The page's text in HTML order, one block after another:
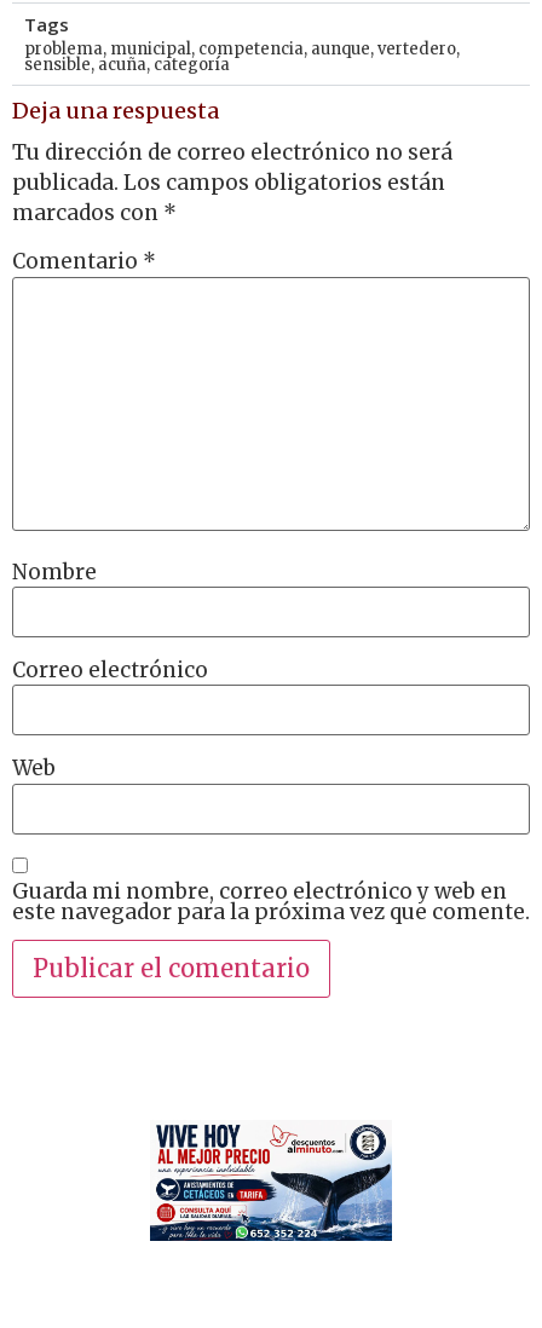
Tags
problema, municipal, competencia, aunque,vertedero,
sensible, acuña, categoría
Deja una respuesta
Tu dirección de correo electrónico no será
publicada. Los campos obligatorios están
marcados con *
Comentario *
Nombre
Correo electrónico
Web
Guarda mi nombre, correo electrónico y web en
este navegador para la próxima vez que comente.